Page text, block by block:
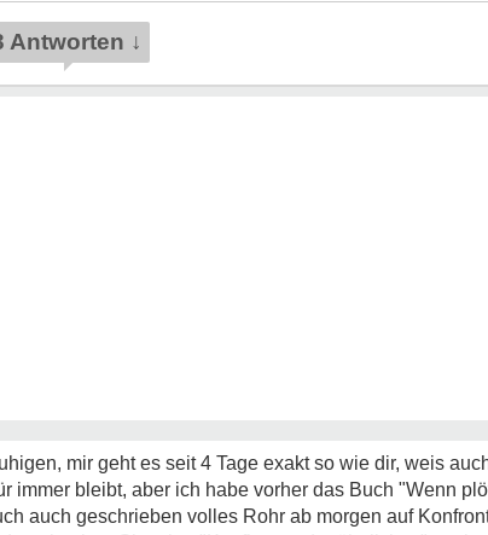
Antworten ↓
mir geht es seit 4 Tage exakt so wie dir, weis
immer bleibt, aber ich habe vorher das Buch "Wenn
auch geschrieben volles Rohr ab morgen auf